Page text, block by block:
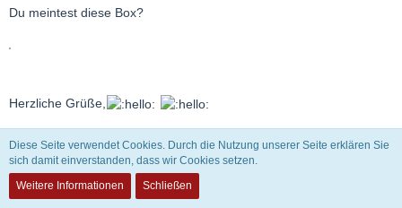
Du meintest diese Box?
Herzliche Grüße,
Christian
Michael Schlechtriem
Diese Seite verwendet Cookies. Durch die Nutzung unserer Seite erklären Sie
sich damit einverstanden, dass wir Cookies setzen.
Weitere Informationen
Schließen